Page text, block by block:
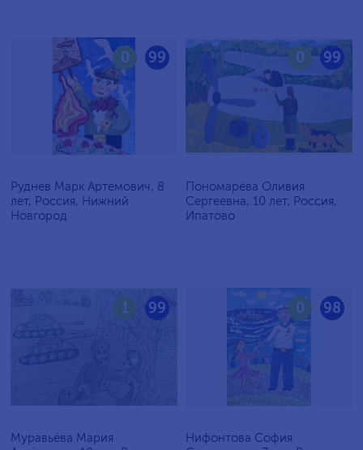
99
0
Руднев Марк Артемович, 8
лет, Россия, Нижний
Новгород
99
0
Пономарёва Оливия
Сергеевна, 10 лет, Россия,
Ипатово
99
1
Муравьёва Мария
98
0
Нифонтова София